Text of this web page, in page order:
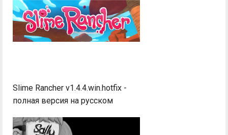
Slime Rancher v1.4.4.win.hotfix -
полная версия на русском